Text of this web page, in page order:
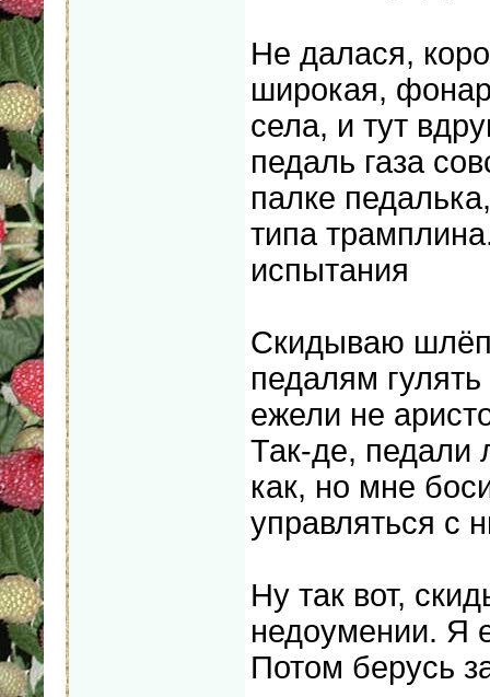
Не далася,
широкая,
села, и тут
педаль газа
палке
типа
испытания
Скидываю
педалям
ежели не
Так-де, педали
как, но мне
управляться с
Ну так вот,
недоумении. Я
Потом берусь